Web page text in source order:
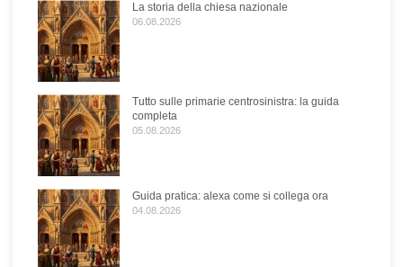
La storia della chiesa nazionale
06.08.2026
Tutto sulle primarie centrosinistra: la guida
completa
05.08.2026
Guida pratica: alexa come si collega ora
04.08.2026